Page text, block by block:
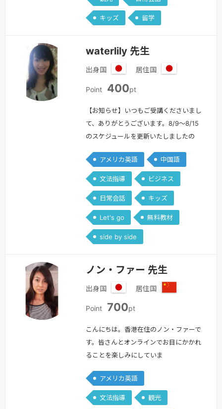
しています。大学卒業後、アメリカで日
経自動車業界の通訳として１年ほど勤め
続きを見る »
キッズ 留学
waterlily 先生
出身国
本
居住国
Point 400pt
【お知らせ】いつもご受講くださいまし
て、ありがとうございます。8/9～8/15
のスケジュールを更新いたしましたの
waterlilyと申します。「日常の中で英語
を話す機会を作りたい」「話し相手がほ
しい」という方々への、フリートークを
メインにさせていただいております。約
10年間、英会話スクールでアメリカ人講
師・ニュージーランド人講師のアシスタ
ントをさせていただいたため、…
アメリカ英語 中国語
文法指導 ビジネス
日常会話 キッズ
Let's go 無料教材
side by side
ノン・ファー 先生
出身国
本
居住国
Point 700pt
こんにちは。香港在住のノン・ファーで
す。皆さんとオンラインでお目にかかれ
ることを楽しみにしていま
す。ランクがBになりましたので、３月
６日から必要ポイントが700ポイントに
変更となりますので、よろしくお願いし
アメリカ英語
文法指導 観光